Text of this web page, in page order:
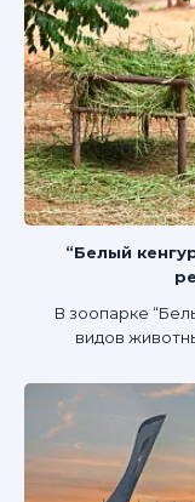
“Белый
В зоопарке
видов